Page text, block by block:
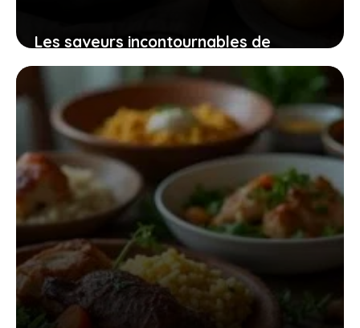
Les saveurs incontournables de
briançon qui font vibrer les papilles
des amateurs de bonne cuisine
29 avril 2026